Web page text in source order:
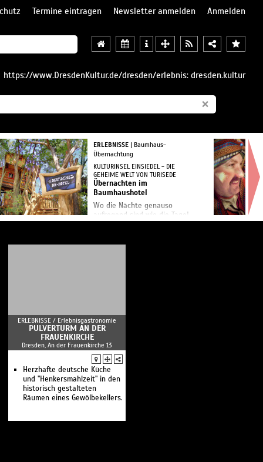
Termine eintragen Newsletter anmelden
Anmelden
https://www.DresdenKultur.de/dresden/erlebnis: dresden.kultur
×
ERLEBNISSE | Baumhaus-
Übernachtung
KULTURINSEL EINSIEDEL - DIE
GEHEIME WELT VON TURISEDE
Übernachten im
Baumhaushotel
Wo die Nächte genauso
aufregend sind wie die Tage!
Übernachtungsplätze gibt es
ERLEBNISSE / Erlebnisgastronomie
PULVERTURM AN DER
FRAUENKIRCHE
Dresden, An der Frauenkirche 13
Herzhafte deutsche Küche
und "Henkersmahlzeit" in den
historisch gestalteten
Räumen eines Gewölbekellers.